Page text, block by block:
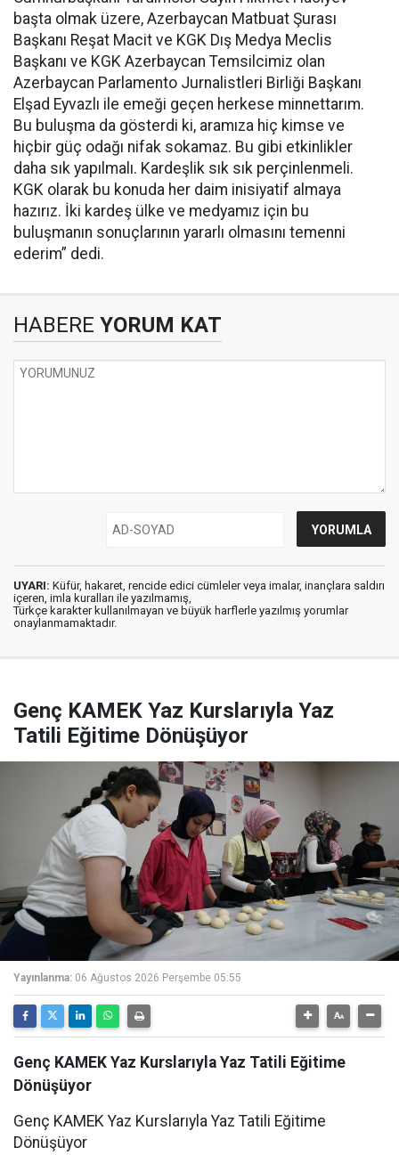
başta olmak üzere, Azerbaycan Matbuat Şurası
Başkanı Reşat Macit ve KGK Dış Medya Meclis
Başkanı ve KGK Azerbaycan Temsilcimiz olan
Azerbaycan Parlamento Jurnalistleri Birliği Başkanı
Elşad Eyvazlı ile emeği geçen herkese minnettarım.
Bu buluşma da gösterdi ki, aramıza hiç kimse ve
hiçbir güç odağı nifak sokamaz. Bu gibi etkinlikler
daha sık yapılmalı. Kardeşlik sık sık perçinlenmeli.
KGK olarak bu konuda her daim inisiyatif almaya
hazırız. İki kardeş ülke ve medyamız için bu
buluşmanın sonuçlarının yararlı olmasını temenni
ederim” dedi.
HABERE YORUM KAT
UYARI: Küfür, hakaret, rencide edici cümleler veya imalar, inançlara saldırı
içeren, imla kuralları ile yazılmamış,
Türkçe karakter kullanılmayan ve büyük harflerle yazılmış yorumlar
onaylanmamaktadır.
Genç KAMEK Yaz Kurslarıyla Yaz
Tatili Eğitime Dönüşüyor
Yayınlanma: 06 Ağustos 2026 Perşembe 05:55
Genç KAMEK Yaz Kurslarıyla Yaz Tatili Eğitime
Dönüşüyor
Genç KAMEK Yaz Kurslarıyla Yaz Tatili Eğitime
Dönüşüyor